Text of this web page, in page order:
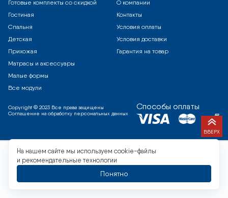
Готовые комплекты со скидкой
Гостиная
Спальня
Детская
Прихожая
Матрасы и аксессуары
Малые формы
Все модули
О компании
Контакты
Условия оплаты
Условия доставки
Гарантия на товар
Copyright © 2023 Все права защищены
Соглашение на обработку персональных данных
Способы оплаты
ВВЕРХ
На нашем сайте мы используем cookie-файлы
и рекомендательные технологии
Понятно